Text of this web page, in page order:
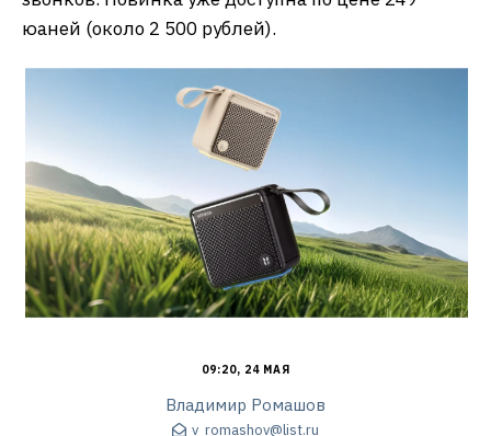
юаней (около 2 500 рублей).
09:20, 24 МАЯ
Владимир Ромашов
v_romashov@list.ru